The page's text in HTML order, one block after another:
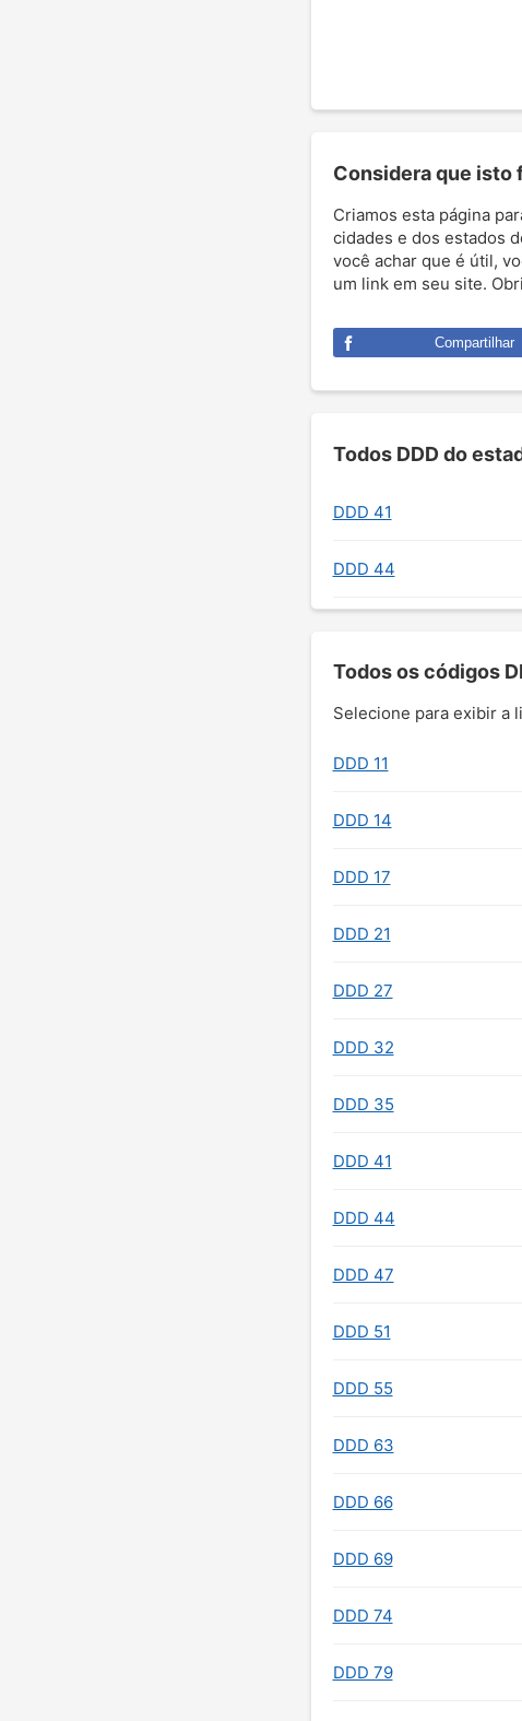
Considera que isto
Criamos esta página
cidades e dos estados
você achar que é útil,
um link em seu site.
Compartilhar
Todos DDD do
DDD 41
DDD 44
Todos os códigos
Selecione para exibir a
DDD 11
DDD 14
DDD 17
DDD 21
DDD 27
DDD 32
DDD 35
DDD 41
DDD 44
DDD 47
DDD 51
DDD 55
DDD 63
DDD 66
DDD 69
DDD 74
DDD 79